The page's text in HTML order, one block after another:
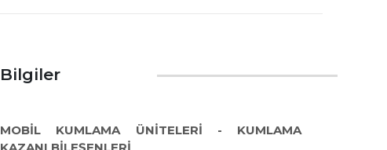
Bilgiler
MOBİL KUMLAMA ÜNİTELERİ - KUMLAMA